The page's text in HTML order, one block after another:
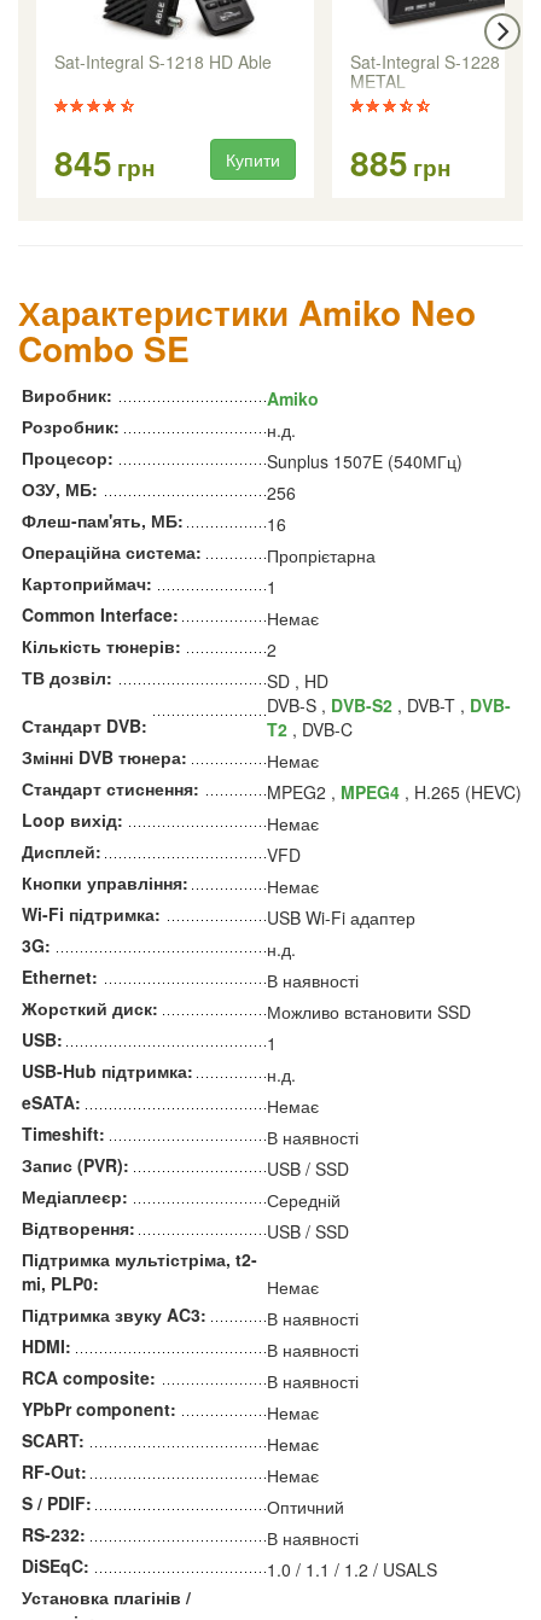
Sat-Integral S-1218 HD Able
845 грн Купити
Sat-Integral S-1228 HD
METAL
885 грн
Характеристики Amiko Neo
Combo SE
Виробник:
Amiko
Розробник:
н.д.
Процесор:
Sunplus 1507E (540МГц)
ОЗУ, МБ:
256
Флеш-пам'ять, МБ:
16
Операційна система:
Пропрієтарна
Картоприймач:
1
Common Interface:
Немає
Кількість тюнерів:
2
ТВ дозвіл:
SD , HD
Стандарт DVB:
DVB-S , DVB-S2 , DVB-T , DVB-
T2 , DVB-C
Змінні DVB тюнера:
Немає
Стандарт стиснення:
MPEG2 , MPEG4 , H.265 (HEVC)
Loop вихід:
Немає
Дисплей:
VFD
Кнопки управління:
Немає
Wi-Fi підтримка:
USB Wi-Fi адаптер
3G:
н.д.
Ethernet:
В наявності
Жорсткий диск:
Можливо встановити SSD
USB:
1
USB-Hub підтримка:
н.д.
eSATA:
Немає
Timeshift:
В наявності
Запис (PVR):
USB / SSD
Медіаплеєр:
Середній
Відтворення:
USB / SSD
Підтримка мультістріма, t2-
mi, PLP0:
Немає
Підтримка звуку AC3:
В наявності
HDMI:
В наявності
RCA composite:
В наявності
YPbPr component:
Немає
SCART:
Немає
RF-Out:
Немає
S / PDIF:
Оптичний
RS-232:
В наявності
DiSEqC:
1.0 / 1.1 / 1.2 / USALS
Установка плагінів /